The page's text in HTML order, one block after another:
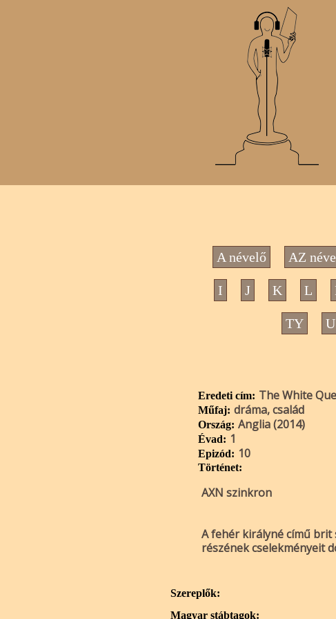
A névelő AZ
I J K L
TY U
Eredeti cím: The White
Műfaj: dráma, család
Ország: Anglia (2014)
Évad: 1
Epizód: 10
Történet:
AXN szinkron
A fehér királyné című
részének cselekményeit
Szereplők:
Magyar stábtagok: